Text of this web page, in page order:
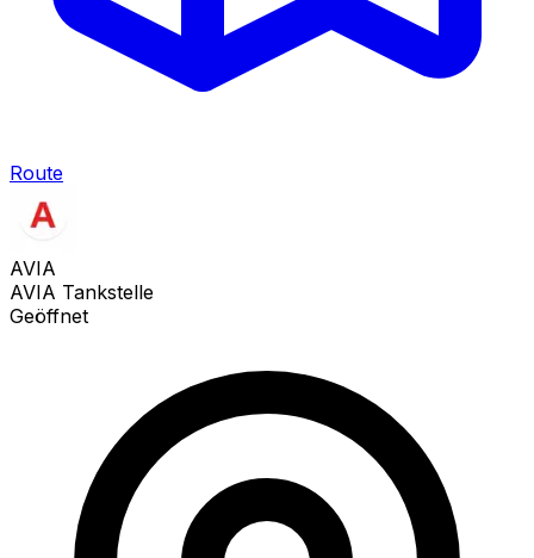
Route
AVIA
AVIA Tankstelle
Geöffnet